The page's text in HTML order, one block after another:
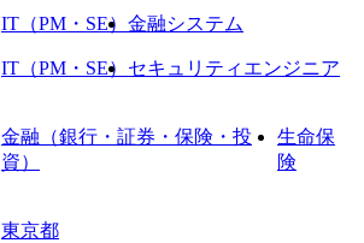
IT（PM・SE） 金融システム
IT（PM・SE） セキュリティエンジニア
金融（銀行・証券・保険・投
資）
生命保
険
東京都